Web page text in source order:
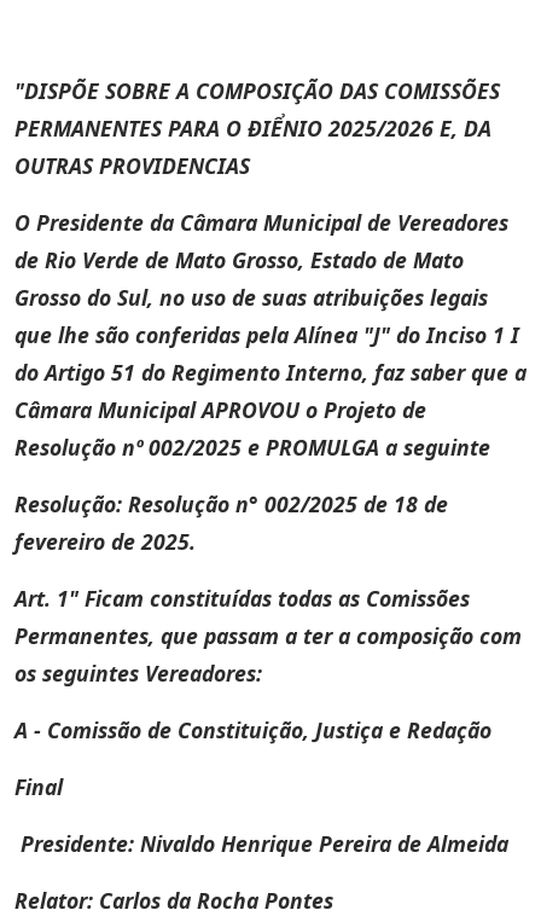
"DISPÕE SOBRE A COMPOSIÇÃO DAS COMISSÕES
PERMANENTES PARA O ĐIỂNIO 2025/2026 E, DA
OUTRAS PROVIDENCIAS
O Presidente da Câmara Municipal de Vereadores
de Rio Verde de Mato Grosso, Estado de Mato
Grosso do Sul, no uso de suas atribuições legais
que lhe são conferidas pela Alínea "J" do Inciso 1 I
do Artigo 51 do Regimento Interno, faz saber que a
Câmara Municipal APROVOU o Projeto de
Resolução nº 002/2025 e PROMULGA a seguinte
Resolução: Resolução n° 002/2025 de 18 de
fevereiro de 2025.
Art. 1" Ficam constituídas todas as Comissões
Permanentes, que passam a ter a composição com
os seguintes Vereadores:
A - Comissão de Constituição, Justiça e Redação
Final
Presidente: Nivaldo Henrique Pereira de Almeida
Relator: Carlos da Rocha Pontes